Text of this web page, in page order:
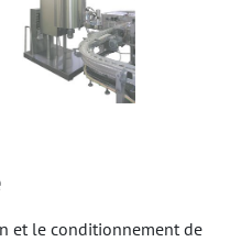
et le conditionnement de